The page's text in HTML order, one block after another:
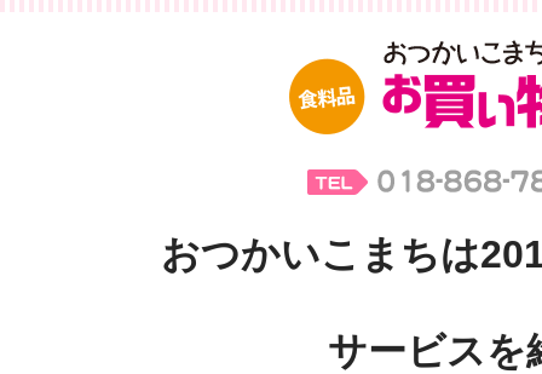
おつかいこまちは
サービスを